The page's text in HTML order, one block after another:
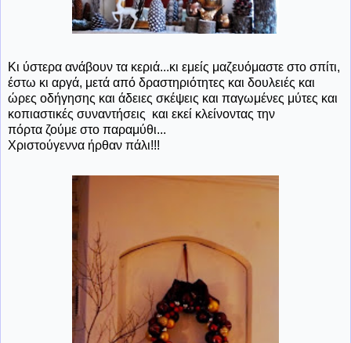
Κι ύστερα ανάβουν τα κεριά...κι εμείς μαζευόμαστε στο σπίτι,
έστω κι αργά, μετά από δραστηριότητες και δουλειές και
ώρες οδήγησης και άδειες σκέψεις και παγωμένες μύτες και
κοπιαστικές συναντήσεις και εκεί κλείνοντας την
πόρτα ζούμε στο παραμύθι...
Χριστούγεννα ήρθαν πάλι!!!